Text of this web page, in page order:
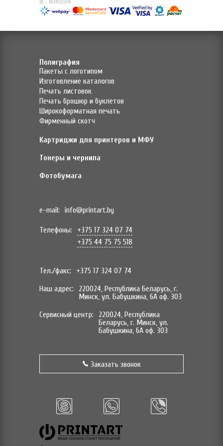
ВС - ВЫХОДНОЙ
Полиграфия
Пакеты с логотипом
Изготовление каталогов
Печать листовок
Печать брошюр и буклетов
Широкоформатная печать
Фирменный скотч
Картриджи для принтеров и МФУ
Тонеры и чернила
Фотобумага
e-mail: info@printart.by
Телефоны:
+375 17 324 07 74
+375 44 75 75 518
Тел./факс:
+375 17 324 07 74
Наш адрес:
220024, Республика Беларусь, г.
Минск, ул. Бабушкина, 6А оф. 303
Сервисный центр:
220024, Республика
Беларусь, г. Минск, ул.
Бабушкина, 6А оф. 303
Заказать звонок